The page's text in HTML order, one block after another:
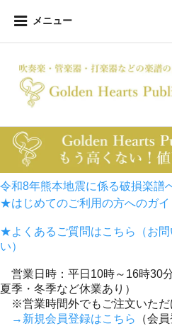
メニュー
令和8年熊本地震に係る破損楽譜
★はじめてのご利用の方へのガイ
★よくあるご質問はこちら（お問
い）
営業日時：平日10時～16時30
夏季・冬季など休業あり）
※営業時間外でもご注文いただ
→新規会員登録はこちら
（会